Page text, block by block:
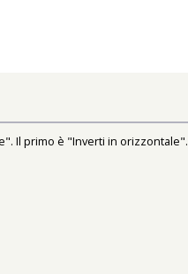
Il primo è "Inverti in orizzontale".